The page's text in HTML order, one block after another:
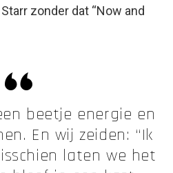
zonder dat “Now and
beetje energie en
En wij zeiden: “Ik
laten we het